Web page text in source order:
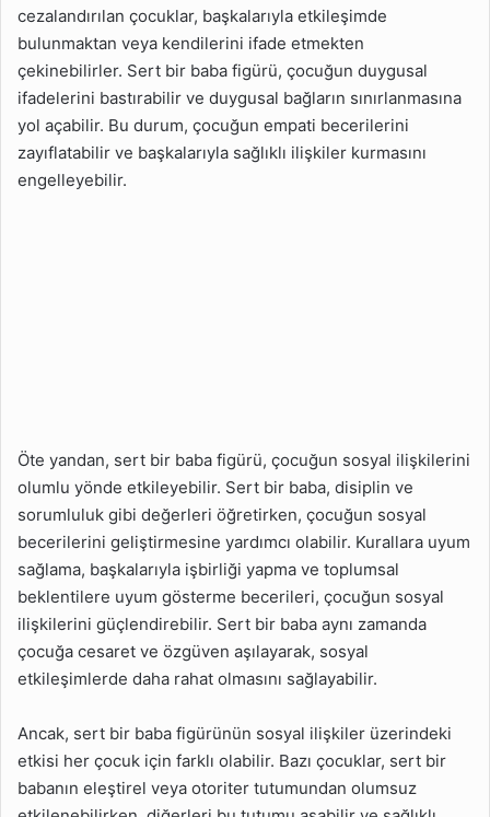
cezalandırılan çocuklar, başkalarıyla etkileşimde
bulunmaktan veya kendilerini ifade etmekten
çekinebilirler. Sert bir baba figürü, çocuğun duygusal
ifadelerini bastırabilir ve duygusal bağların sınırlanmasına
yol açabilir. Bu durum, çocuğun empati becerilerini
zayıflatabilir ve başkalarıyla sağlıklı ilişkiler kurmasını
engelleyebilir.
Öte yandan, sert bir baba figürü, çocuğun sosyal ilişkilerini
olumlu yönde etkileyebilir. Sert bir baba, disiplin ve
sorumluluk gibi değerleri öğretirken, çocuğun sosyal
becerilerini geliştirmesine yardımcı olabilir. Kurallara uyum
sağlama, başkalarıyla işbirliği yapma ve toplumsal
beklentilere uyum gösterme becerileri, çocuğun sosyal
ilişkilerini güçlendirebilir. Sert bir baba aynı zamanda
çocuğa cesaret ve özgüven aşılayarak, sosyal
etkileşimlerde daha rahat olmasını sağlayabilir.
Ancak, sert bir baba figürünün sosyal ilişkiler üzerindeki
etkisi her çocuk için farklı olabilir. Bazı çocuklar, sert bir
babanın eleştirel veya otoriter tutumundan olumsuz